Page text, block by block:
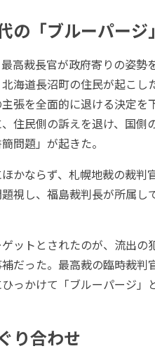
の「ブルーパージ」
高裁長官が政府寄りの姿勢
海道長沼町の住民が起こ
張を全面的に退ける決定
住民側の訴えを退け、国
問題」が起きた。
かならず、札幌地裁の裁判
視し、福島裁判長が所属
ットとされたのが、流出の
だった。最高裁の臨時裁
っかけて「ブルーパージ」
り合わせ